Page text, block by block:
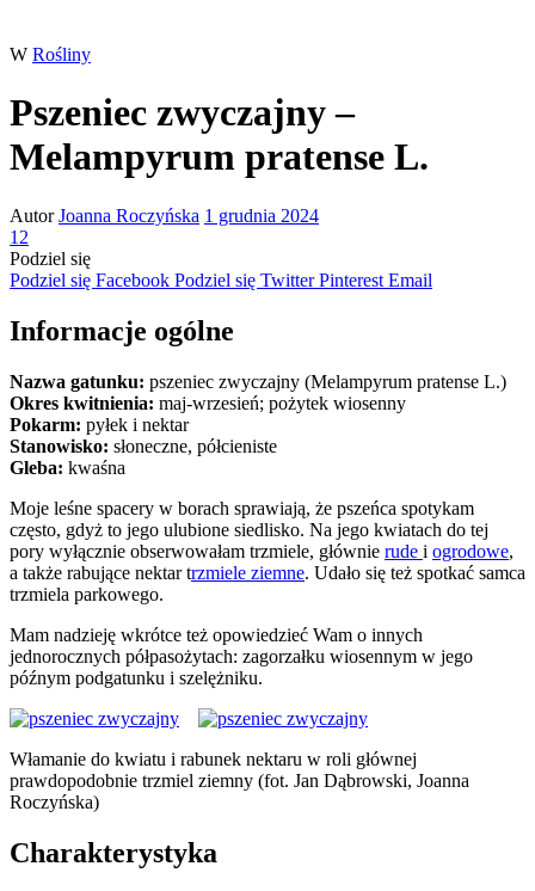
W Rośliny
Pszeniec zwyczajny –
Melampyrum pratense L.
Autor Joanna Roczyńska 1 grudnia 2024
12
Podziel się
Podziel się Facebook Podziel się Twitter Pinterest Email
Informacje ogólne
Nazwa gatunku: pszeniec zwyczajny (Melampyrum pratense L.)
Okres kwitnienia: maj-wrzesień; pożytek wiosenny
Pokarm: pyłek i nektar
Stanowisko: słoneczne, półcieniste
Gleba: kwaśna
Moje leśne spacery w borach sprawiają, że pszeńca spotykam
często, gdyż to jego ulubione siedlisko. Na jego kwiatach do tej
pory wyłącznie obserwowałam trzmiele, głównie rude i ogrodowe,
a także rabujące nektar trzmiele ziemne. Udało się też spotkać samca
trzmiela parkowego.
Mam nadzieję wkrótce też opowiedzieć Wam o innych
jednorocznych półpasożytach: zagorzałku wiosennym w jego
późnym podgatunku i szelężniku.
Włamanie do kwiatu i rabunek nektaru w roli głównej
prawdopodobnie trzmiel ziemny (fot. Jan Dąbrowski, Joanna
Roczyńska)
Charakterystyka